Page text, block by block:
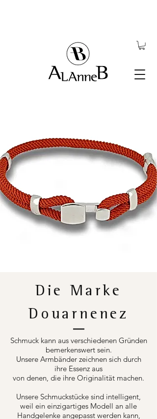
Die Marke
Douarnenez
Schmuck kann aus verschiedenen Gründen
bemerkenswert sein.
Unsere Armbänder zeichnen sich durch
ihre Essenz aus
von denen, die ihre Originalität machen.
Unsere Schmuckstücke sind intelligent,
weil ein einzigartiges Modell an alle
Handgelenke angepasst werden kann,